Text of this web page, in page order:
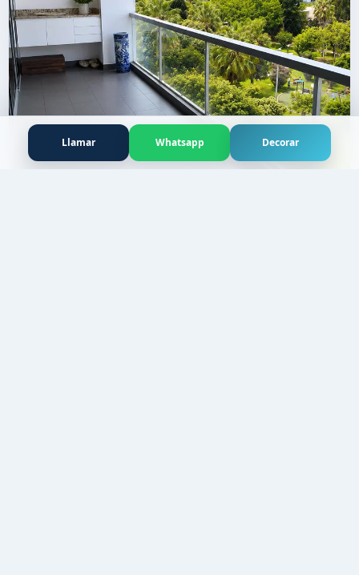
Llamar Whatsapp Decorar